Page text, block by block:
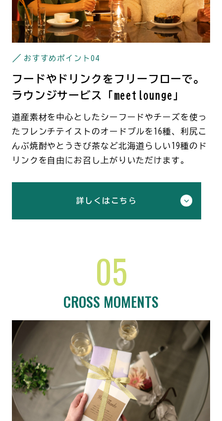
おすすめポイント04
フードやドリンクをフリーフローで。
ラウンジサービス「meetlounge」
道産素材を中心としたシーフードやチーズを使っ
たフレンチテイストのオードブルを16種、利尻こ
んぶ焼酎やとうきび茶など北海道らしい19種のド
リンクを自由にお召し上がりいただけます。
詳しくはこちら
05
CROSS MOMENTS